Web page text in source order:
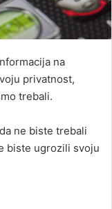
na
privatnost,
trebali.
ne biste trebali
biste ugrozili svoju